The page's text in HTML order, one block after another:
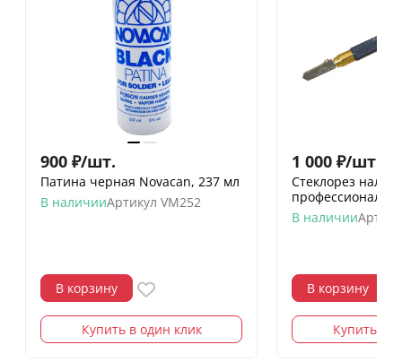
900 ₽/шт.
Патина черная Novacan, 237 мл
В наличииАртикул VM252
В корзину
Купить в один клик
1 000 ₽/шт.
Стеклорез
В наличии
В корзину
Купить в